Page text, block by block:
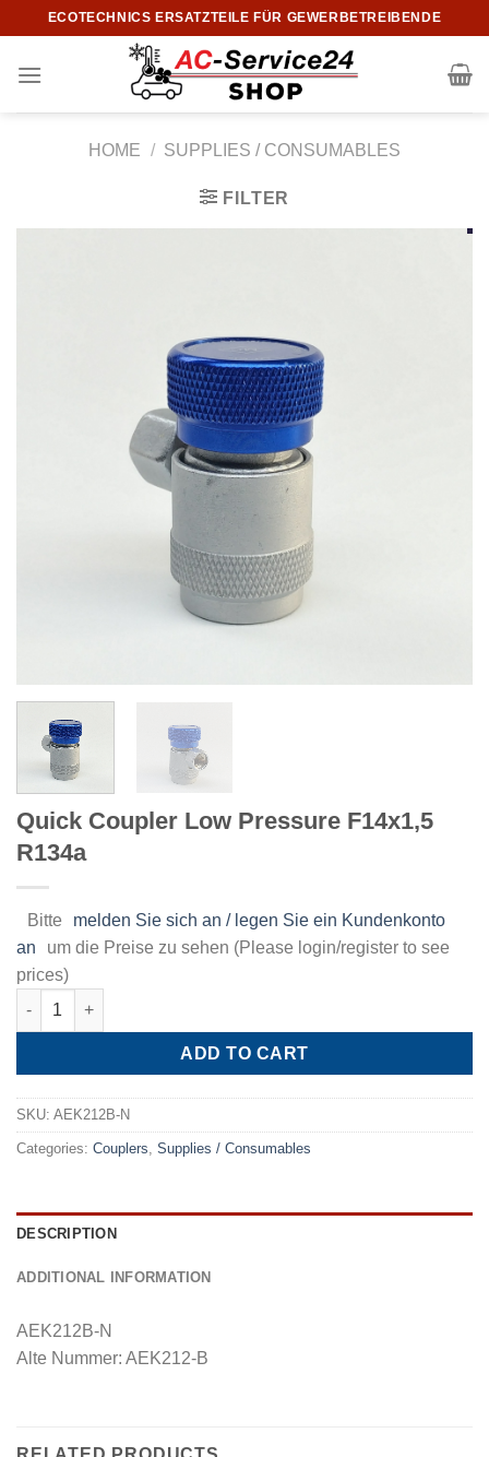
to
content
ECOTECHNICS ERSATZTEILE FÜR GEWERBETREIBENDE
HOME / SUPPLIES / CONSUMABLES
FILTER
Quick Coupler Low Pressure F14x1,5
R134a
Bitte
melden Sie sich an / legen Sie ein Kundenkonto
an
um die Preise zu sehen (Please login/register to see
prices)
Quick Coupler Low Pressure F14x1,5 R134a quantity
ADD TO CART
SKU: AEK212B-N
Categories: Couplers Supplies / Consumables
DESCRIPTION
ADDITIONAL INFORMATION
AEK212B-N
Alte Nummer: AEK212-B